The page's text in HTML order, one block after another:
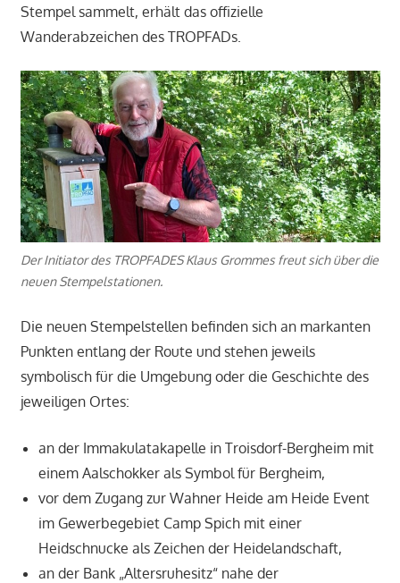
Stempel sammelt, erhält das offizielle
Wanderabzeichen des TROPFADs.
Der Initiator des TROPFADES Klaus Grommes freut sich über die
neuen Stempelstationen.
Die neuen Stempelstellen befinden sich an markanten
Punkten entlang der Route und stehen jeweils
symbolisch für die Umgebung oder die Geschichte des
jeweiligen Ortes:
an der Immakulatakapelle in Troisdorf-Bergheim mit
einem Aalschokker als Symbol für Bergheim,
vor dem Zugang zur Wahner Heide am Heide Event
im Gewerbegebiet Camp Spich mit einer
Heidschnucke als Zeichen der Heidelandschaft,
an der Bank „Altersruhesitz“ nahe der